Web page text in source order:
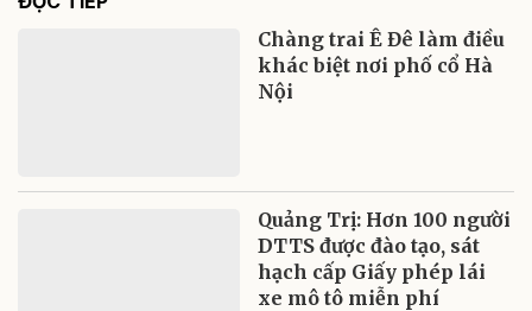
Chàng trai Ê Đê làm điều
khác biệt nơi phố cổ Hà
Nội
Quảng Trị: Hơn 100 người
DTTS được đào tạo, sát
hạch cấp Giấy phép lái
xe mô tô miễn phí